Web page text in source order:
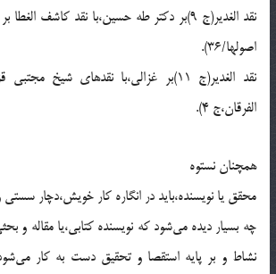
نقد الغدير(ج 9)بر دكتر طه حسين،با نقد كاشف
اصولها/36).
نقد الغدير(ج 11)بر غزالى،با نقدهاى شيخ
الفرقان،ج 4).
همچنان نستوه
محقق يا نويسنده،بايد در انگاره كار خويش،دچار سستى
چه بسيار ديده مى‌شود كه نويسنده كتابى،يا مقاله و
نشاط و بر پايه استقصا و تحقيق دست به كار